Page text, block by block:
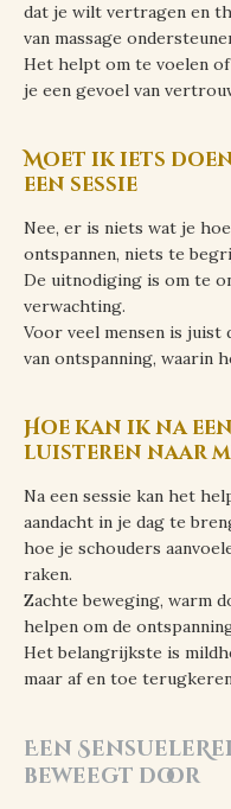
dat je wilt vertragen en
van massage
Het helpt om te voelen
je een gevoel van
Moet ik iets
een sessie
Nee, er is niets wat je
ontspannen, niets te
De uitnodiging is om te
verwachting.
Voor veel mensen is juist
van ontspanning, waarin
Hoe kan ik na
luisteren naar
Na een sessie kan het
aandacht in je dag te
hoe je schouders
raken.
Zachte beweging, warm
helpen om de
Het belangrijkste is
maar af en toe
Een
beweegt door